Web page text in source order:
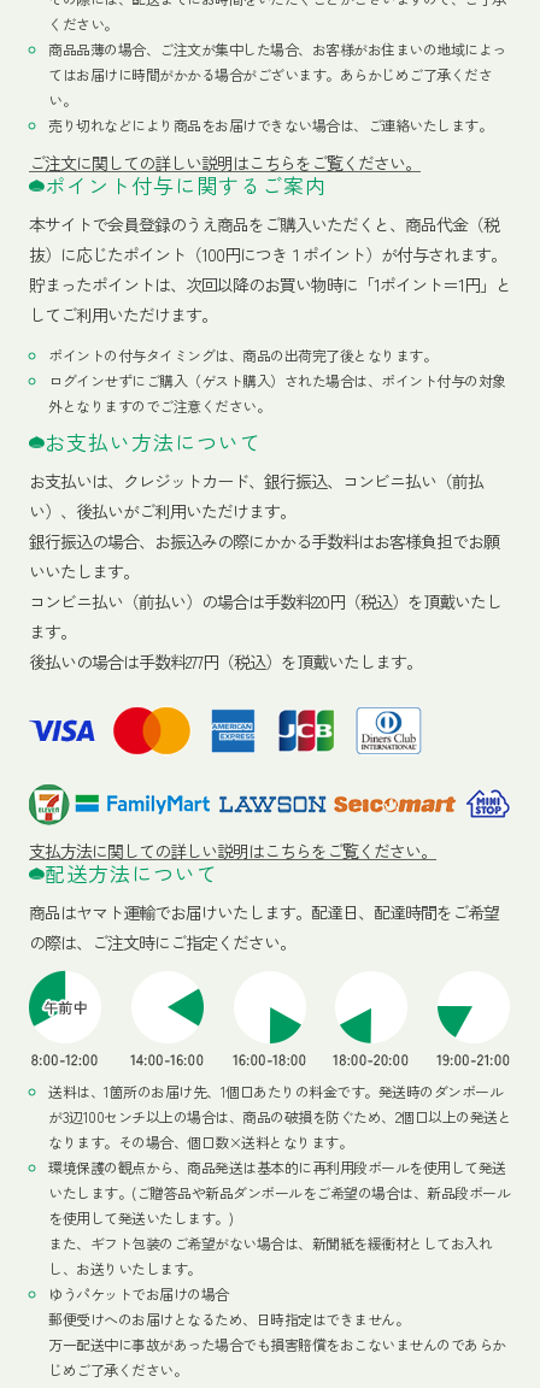
ください。
商品品薄の場合、ご注文が集中した場合、お客様がお住まいの地域によっ
てはお届けに時間がかかる場合がございます。あらかじめご了承くださ
い。
売り切れなどにより商品をお届けできない場合は、ご連絡いたします。
ご注文に関しての詳しい説明はこちらをご覧ください。
ポイント付与に関するご案内
本サイトで会員登録のうえ商品をご購入いただくと、商品代金（税
抜）に応じたポイント（100円につき１ポイント）が付与されます。
貯まったポイントは、次回以降のお買い物時に「1ポイント＝1円」と
してご利用いただけます。
ポイントの付与タイミングは、商品の出荷完了後となります。
ログインせずにご購入（ゲスト購入）された場合は、ポイント付与の対象
外となりますのでご注意ください。
お支払い方法について
お支払いは、クレジットカード、銀行振込、コンビニ払い（前払
い）、後払いがご利用いただけます。
銀行振込の場合、お振込みの際にかかる手数料はお客様負担でお願
いいたします。
コンビニ払い（前払い）の場合は手数料220円（税込）を頂戴いたし
ます。
後払いの場合は手数料277円（税込）を頂戴いたします。
支払方法に関しての詳しい説明はこちらをご覧ください。
配送方法について
商品はヤマト運輸でお届けいたします。 配達日、配達時間をご希望
の際は、ご注文時にご指定ください。
送料は、1箇所のお届け先、1個口あたりの料金です。発送時のダンボール
が3辺100センチ以上の場合は、商品の破損を防ぐため、2個口以上の発送と
なります。その場合、個口数×送料となります。
環境保護の観点から、商品発送は基本的に再利用段ボールを使用して発送
いたします。(ご贈答品や新品ダンボールをご希望の場合は、新品段ボール
を使用して発送いたします。)
また、ギフト包装のご希望がない場合は、新聞紙を緩衝材としてお入れ
し、お送りいたします。
ゆうパケットでお届けの場合
郵便受けへのお届けとなるため、日時指定はできません。
万一配送中に事故があった場合でも損害賠償をおこないませんのであらか
じめご了承ください。